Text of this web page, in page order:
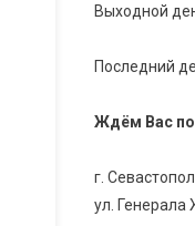
Выходной
Последний
Ждём Вас по
г.
ул.